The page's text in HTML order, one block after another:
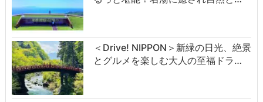
＜Drive! NIPPON＞新緑の日光、絶景
とグルメを楽しむ大人の至福ドラ…